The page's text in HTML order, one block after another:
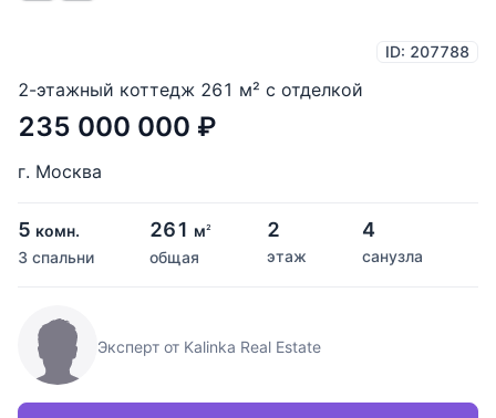
ID: 207788
2-этажный коттедж 261 м² с отделкой
235 000 000 ₽
г. Москва
5 комн.
3 спальни
261 м2
общая
2
этаж
4
санузла
Эксперт от Kalinka Real Estate